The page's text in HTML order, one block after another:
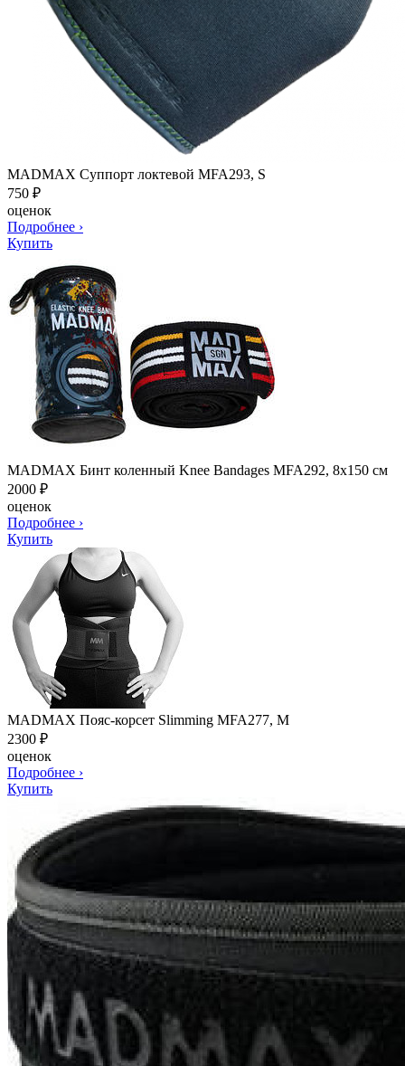
MADMAX Суппорт локтевой MFA293, S
750 ₽
оценок
Подробнее ›
Купить
MADMAX Бинт коленный Knee Bandages MFA292, 8х150 см
2000 ₽
оценок
Подробнее ›
Купить
MADMAX Пояс-корсет Slimming MFA277, M
2300 ₽
оценок
Подробнее ›
Купить